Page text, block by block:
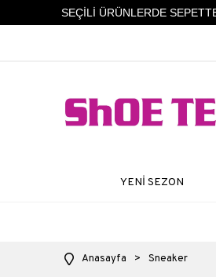
SEÇİLİ ÜRÜNLERDE SEPETTE % 30
YENİ SEZON
Anasayfa > Sneaker